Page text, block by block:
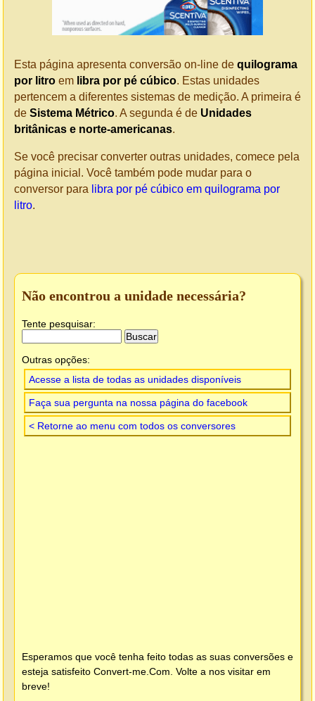
Esta página apresenta conversão on-line de quilograma
por litro em libra por pé cúbico. Estas unidades
pertencem a diferentes sistemas de medição. A primeira é
de Sistema Métrico. A segunda é de Unidades
britânicas e norte-americanas.
Se você precisar converter outras unidades, comece pela
página inicial. Você também pode mudar para o
conversor para libra por pé cúbico em quilograma por
litro.
Não encontrou a unidade necessária?
Tente pesquisar:
Outras opções:
Acesse a lista de todas as unidades disponíveis
Faça sua pergunta na nossa página do facebook
< Retorne ao menu com todos os conversores
Esperamos que você tenha feito todas as suas conversões e
esteja satisfeito Convert-me.Com . Volte a nos visitar em
breve!